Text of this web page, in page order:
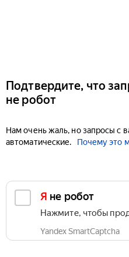
Подтвердите, что
не робот
Нам очень жаль, но запросы с
автоматические.
Почему это
Я не робот
Нажмите, чтобы
Yandex SmartCaptcha